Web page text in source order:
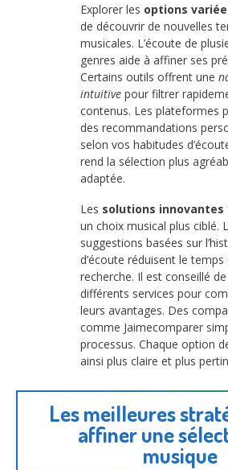
Explorer les options
de découvrir de nouvelles
musicales. L’écoute de
genres aide à affiner ses
Certains outils offrent une
intuitive pour filtrer
contenus. Les plateformes
des recommandations
selon vos habitudes
rend la sélection plus
adaptée.
Les solutions innovantes
un choix musical plus ciblé.
suggestions basées sur
d’écoute réduisent le temps
recherche. Il est conseillé
différents services pour
leurs avantages. Des
comme Jaimecomparer
processus. Chaque option
ainsi plus claire et plus
Les meilleures
affiner une
musique